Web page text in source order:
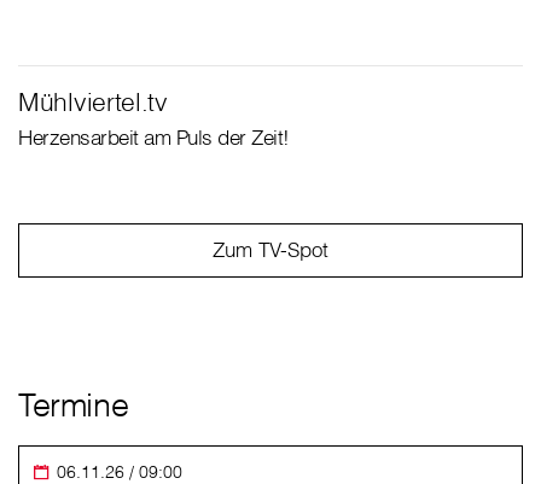
Mühlviertel.tv
Herzensarbeit am Puls der Zeit!
Zum TV-Spot
Termine
06.11.26 / 09:00